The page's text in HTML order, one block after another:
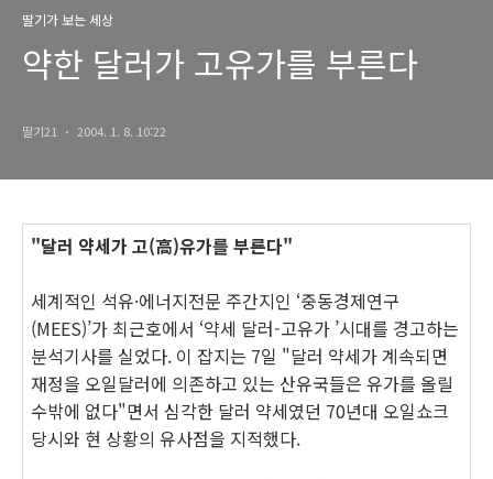
딸기가 보는 세상
약한 달러가 고유가를 부른다
딸기21 2004. 1. 8. 10:22
"달러 약세가 고(高)유가를 부른다"
세계적인 석유·에너지전문 주간지인 ‘중동경제연구
(MEES)’가 최근호에서 ‘약세 달러-고유가 ’시대를 경고하는
분석기사를 실었다. 이 잡지는 7일 "달러 약세가 계속되면
재정을 오일달러에 의존하고 있는 산유국들은 유가를 올릴
수밖에 없다"면서 심각한 달러 약세였던 70년대 오일쇼크
당시와 현 상황의 유사점을 지적했다.